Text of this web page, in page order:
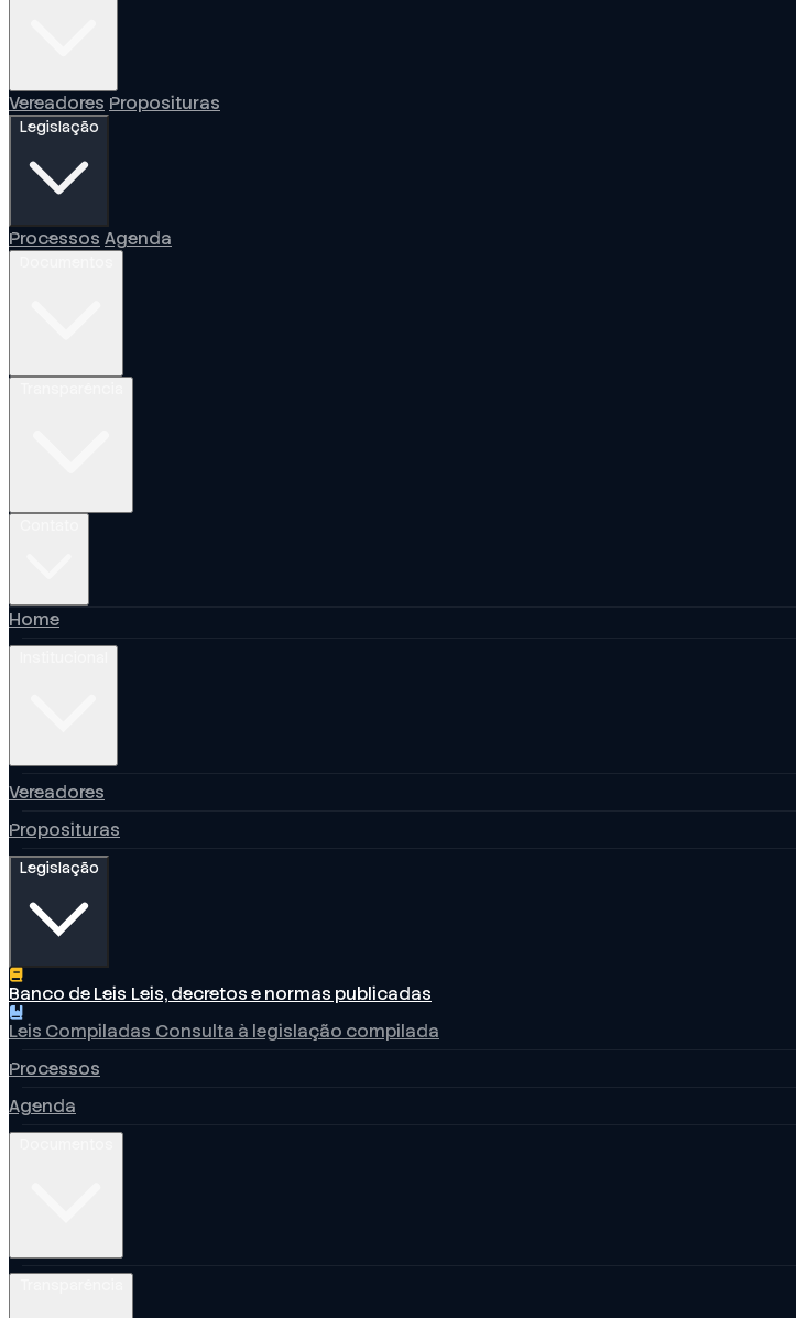
Vereadores Proposituras
Legislação
Processos Agenda
Home
Vereadores
Proposituras
Legislação
Banco de Leis Leis, decretos e normas publicadas
Leis Compiladas Consulta à legislação compilada
Processos
Agenda